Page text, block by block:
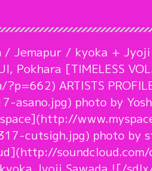
/ Jemapur / kyoka +
Pokhara [TIMELESS
ARTISTS
photo by
cutsigh.jpg) photo by